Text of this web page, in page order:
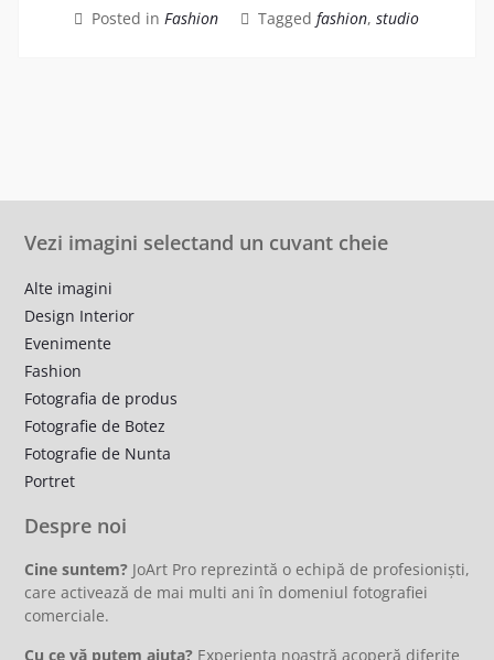
Posted in Fashion Taggedfashion,studio
Vezi imagini selectand un cuvant cheie
Alte imagini
Design Interior
Evenimente
Fashion
Fotografia de produs
Fotografie de Botez
Fotografie de Nunta
Portret
Despre noi
Cine suntem?JoArt Pro reprezintă o echipă de profesioniști,
care activează de mai multi ani în domeniul fotografiei
comerciale.
Cu ce vă putem ajuta?Experienta noastră acoperă diferite